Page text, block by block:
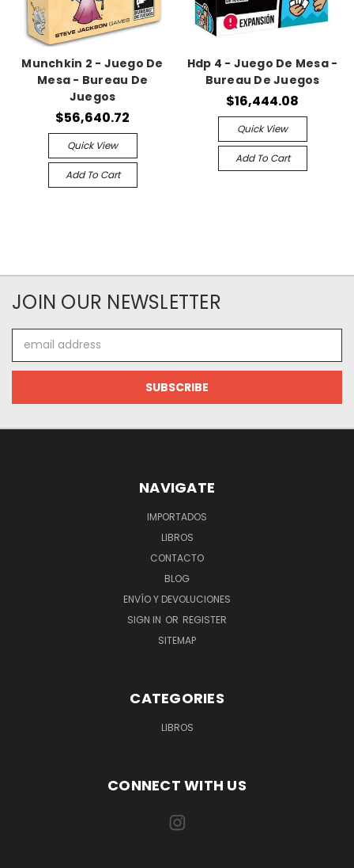
Munchkin 2 - Juego De
Mesa - Bureau De
Juegos
$56,640.72
Quick View
Add To Cart
Hdp 4 - Juego De Mesa -
Bureau De Juegos
$16,444.08
Quick View
Add To Cart
JOIN OUR NEWSLETTER
Address
NAVIGATE
IMPORTADOS
LIBROS
CONTACTO
BLOG
ENVÍO Y DEVOLUCIONES
SIGN IN OR REGISTER
SITEMAP
CATEGORIES
LIBROS
CONNECT WITH US